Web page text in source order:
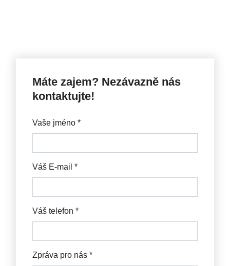
Máte zajem? Nezávazně nás
kontaktujte!
Vaše jméno *
Váš E-mail *
Váš telefon *
Zpráva pro nás *